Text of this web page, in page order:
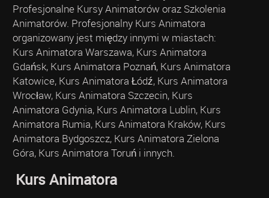
Profesjonalne Kursy Animatorów oraz Szkolenia
Animatorów. Profesjonalny Kurs Animatora
organizowany jest między innymi w miastach:
Kurs Animatora Warszawa, Kurs Animatora
Gdańsk, Kurs Animatora Poznań, Kurs Animatora
Katowice, Kurs Animatora Łódź, Kurs Animatora
Wrocław, Kurs Animatora Szczecin, Kurs
Animatora Gdynia, Kurs Animatora Lublin, Kurs
Animatora Rumia, Kurs Animatora Kraków, Kurs
Animatora Bydgoszcz, Kurs Animatora Zielona
Góra, Kurs Animatora Toruń i innych.
Kurs Animatora